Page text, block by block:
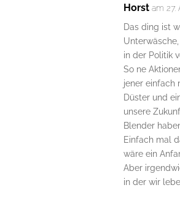
Horst am 27.
Das ding ist
in der Politik
So ne
jener einfach
Düster und
unsere
Blender
Einfach mal
wäre ein
Aber
in der wir